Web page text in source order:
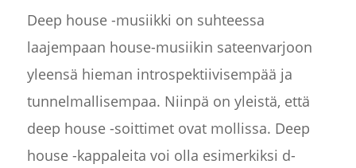
Deep house -musiikki on suhteessa
laajempaan house-musiikin sateenvarjoon
yleensä hieman introspektiivisempää ja
tunnelmallisempaa. Niinpä on yleistä, että
deep house -soittimet ovat mollissa. Deep
house -kappaleita voi olla esimerkiksi d-